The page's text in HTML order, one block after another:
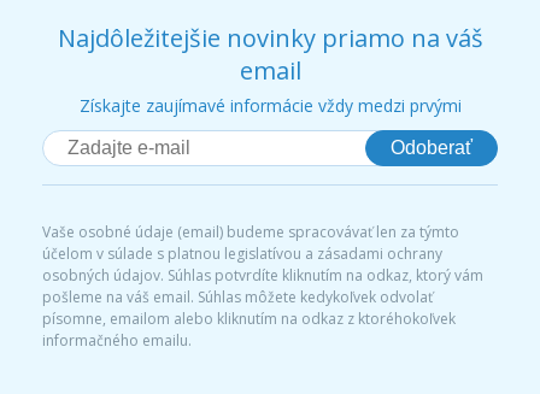
Najdôležitejšie novinky priamo na váš
email
Získajte zaujímavé informácie vždy medzi prvými
Odoberať
Vaše osobné údaje (email) budeme spracovávať len za týmto
účelom v súlade s platnou legislatívou a zásadami ochrany
osobných údajov. Súhlas potvrdíte kliknutím na odkaz, ktorý vám
pošleme na váš email. Súhlas môžete kedykoľvek odvolať
písomne, emailom alebo kliknutím na odkaz z ktoréhokoľvek
informačného emailu.